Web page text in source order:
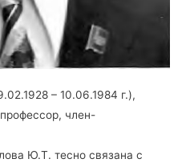
– 10.06.1984 г.),
член-
Ю.Т. тесно связана с